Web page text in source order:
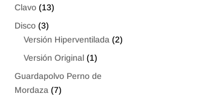
Clavo (13)
Disco (3)
Versión Hiperventilada (2)
Versión Original (1)
Guardapolvo Perno de
Mordaza (7)